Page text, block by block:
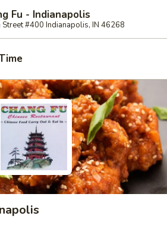
Fu - Indianapolis
#400 Indianapolis, IN 46268